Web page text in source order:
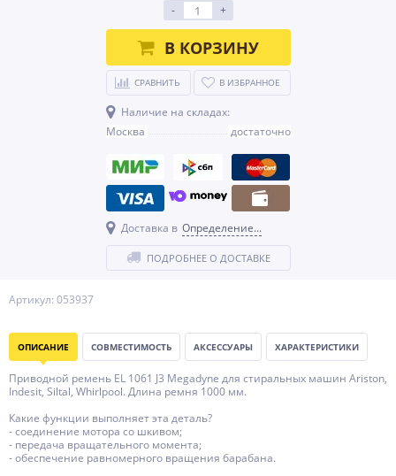
Артикул: 053937
-
+
В КОРЗИНУ
СРАВНИТЬ В ИЗБРАННОЕ
Наличие на складах:
Москва
достаточно
Доставка в Определение...
ПОДРОБНЕЕ О ДОСТАВКЕ
ОПИСАНИЕ СОВМЕСТИМОСТЬ АКСЕССУАРЫ ХАРАКТЕРИСТИКИ
Приводной ремень EL 1061 J3 Megadyne для стиральных машин Ariston,
Indesit, Siltal, Whirlpool. Длина ремня 1000 мм.
Какие функции выполняет эта деталь?
- соединение мотора со шкивом;
- передача вращательного момента;
- обеспечение равномерного вращения барабана.